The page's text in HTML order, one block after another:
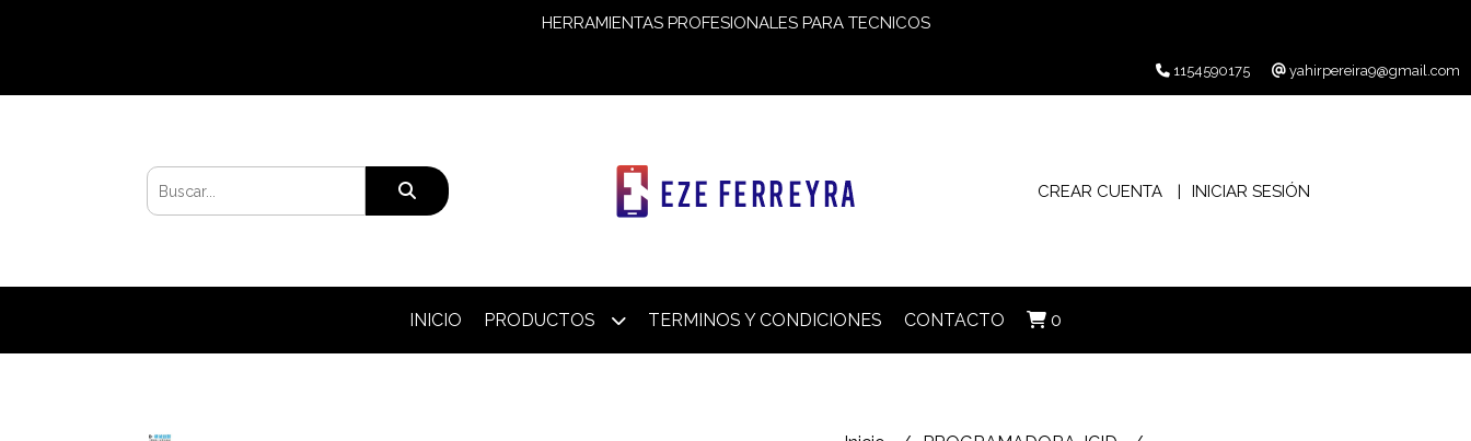
HERRAMIENTAS PROFESIONALES PARA TECNICOS
1154590175 yahirpereira9@gmail.com
CREAR CUENTA INICIAR SESIÓN
INICIO PRODUCTOS TERMINOS Y CONDICIONES CONTACTO 0